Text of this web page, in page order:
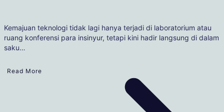
Kemajuan teknologi tidak lagi hanya terjadi di laboratorium atau
ruang konferensi para insinyur, tetapi kini hadir langsung di dalam
saku…
Read More